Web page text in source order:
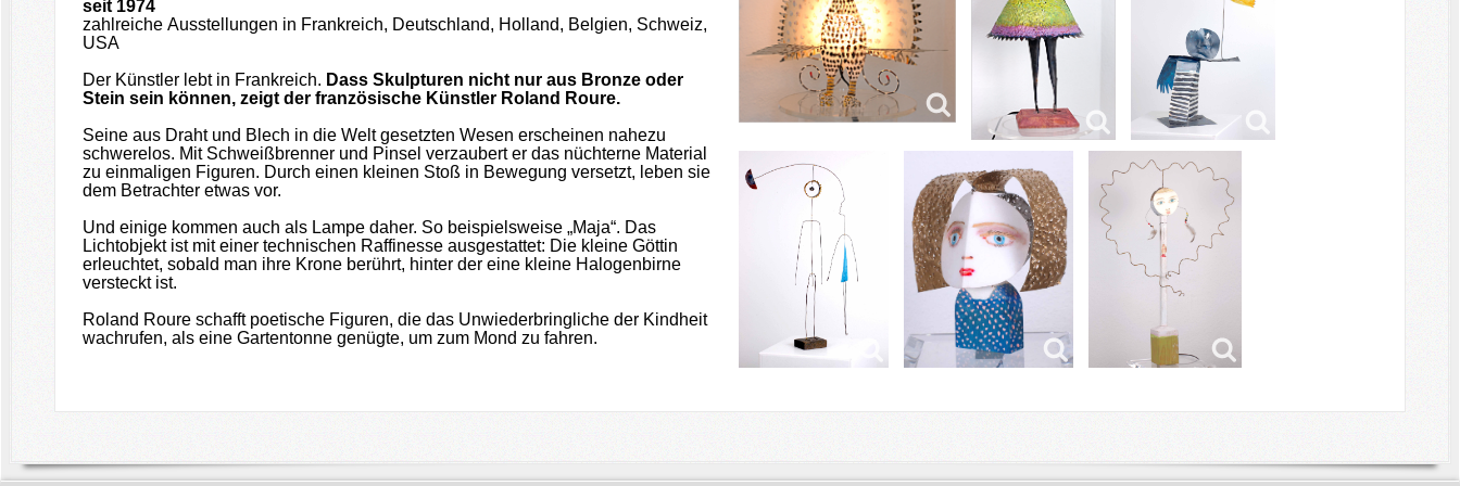
seit 1974
zahlreiche Ausstellungen in Frankreich, Deutschland, Holland, Belgien, Schweiz,
USA
Der Künstler lebt in Frankreich. Dass Skulpturen nicht nur aus Bronze oder
Stein sein können, zeigt der französische Künstler Roland Roure.
Seine aus Draht und Blech in die Welt gesetzten Wesen erscheinen nahezu
schwerelos. Mit Schweißbrenner und Pinsel verzaubert er das nüchterne Material
zu einmaligen Figuren. Durch einen kleinen Stoß in Bewegung versetzt, leben sie
dem Betrachter etwas vor.
Und einige kommen auch als Lampe daher. So beispielsweise „Maja“. Das
Lichtobjekt ist mit einer technischen Raffinesse ausgestattet: Die kleine Göttin
erleuchtet, sobald man ihre Krone berührt, hinter der eine kleine Halogenbirne
versteckt ist.
Roland Roure schafft poetische Figuren, die das Unwiederbringliche der Kindheit
wachrufen, als eine Gartentonne genügte, um zum Mond zu fahren.